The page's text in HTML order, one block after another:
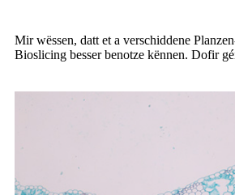
Mir wëssen, datt et a verschiddene
Bioslicing besser benotze kënnen. Dofir